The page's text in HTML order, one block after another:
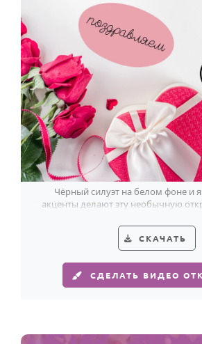
Чёрный силуэт на белом фоне и
акценты делают эту необычную
СКАЧАТЬ
СДЕЛАТЬ ВИДЕО